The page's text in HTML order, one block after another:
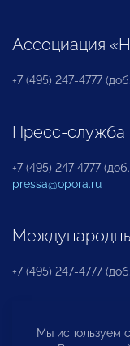
Ассоциация
+7 (495) 247-4777
Пресс-служба
+7 (495) 247 4777 (доб.
pressa@opora.ru
+7 (495) 247-4777
Бюро по
Мы используем